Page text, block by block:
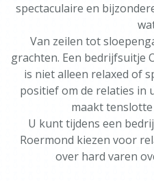
spectaculaire en
Van zeilen tot
grachten. Een bedrijfsuitje
is niet alleen relaxed of
positief om de relaties in
maakt
U kunt tijdens een
Roermond kiezen voor
over hard varen